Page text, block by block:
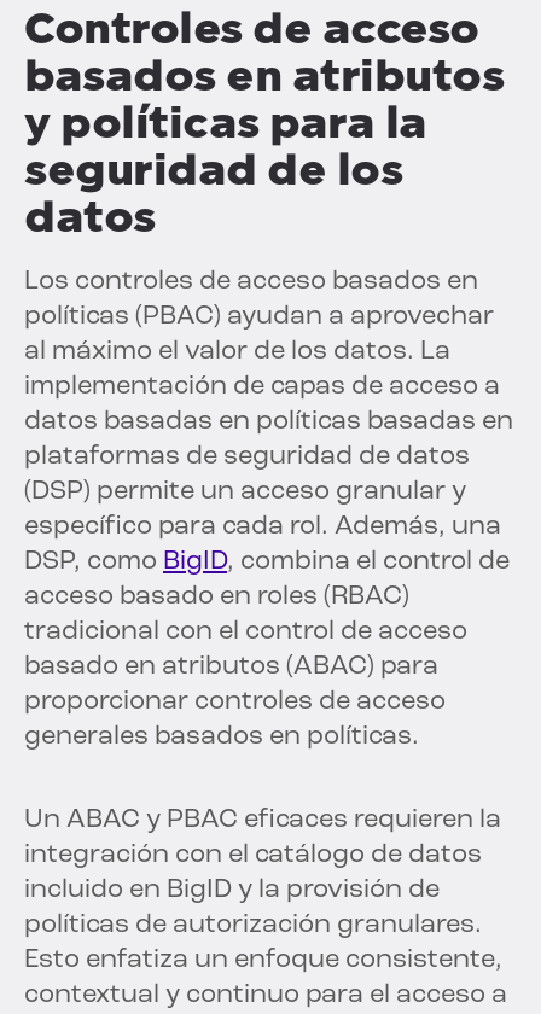
Controles de acceso
basados en atributos
y políticas para la
seguridad de los
datos
Los controles de acceso basados en
políticas (PBAC) ayudan a aprovechar
al máximo el valor de los datos. La
implementación de capas de acceso a
datos basadas en políticas basadas en
plataformas de seguridad de datos
(DSP) permite un acceso granular y
específico para cada rol. Además, una
DSP, como BigID, combina el control de
acceso basado en roles (RBAC)
tradicional con el control de acceso
basado en atributos (ABAC) para
proporcionar controles de acceso
generales basados en políticas.
Un ABAC y PBAC eficaces requieren la
integración con el catálogo de datos
incluido en BigID y la provisión de
políticas de autorización granulares.
Esto enfatiza un enfoque consistente,
contextual y continuo para el acceso a